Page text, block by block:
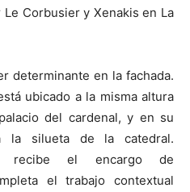
Le Corbusier y Xenakis en La
determinante en la fachada.
ubicado a la misma altura
del cardenal, y en su
la silueta de la catedral.
recibe el encargo de
el trabajo contextual